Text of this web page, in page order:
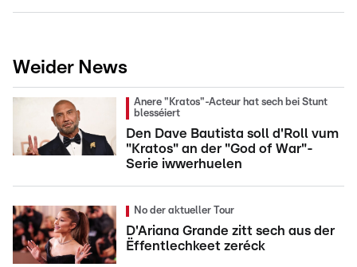
Weider News
Anere "Kratos"-Acteur hat sech bei Stunt
blesséiert
Den Dave Bautista soll d'Roll vum
"Kratos" an der "God of War"-
Serie iwwerhuelen
No der aktueller Tour
D'Ariana Grande zitt sech aus der
Ëffentlechkeet zeréck